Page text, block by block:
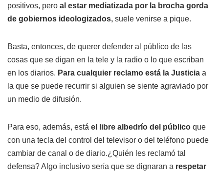
positivos, pero al estar mediatizada por la brocha gorda
de gobiernos ideologizados, suele venirse a pique.
Basta, entonces, de querer defender al público de las
cosas que se digan en la tele y la radio o lo que escriban
en los diarios. Para cualquier reclamo está la Justicia a
la que se puede recurrir si alguien se siente agraviado por
un medio de difusión.
Para eso, además, está el libre albedrío del público que
con una tecla del control del televisor o del teléfono puede
cambiar de canal o de diario.¿Quién les reclamó tal
defensa? Algo inclusivo sería que se dignaran a respetar